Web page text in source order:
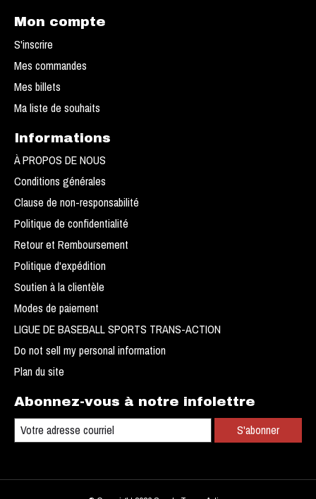
Mon compte
S'inscrire
Mes commandes
Mes billets
Ma liste de souhaits
Informations
À PROPOS DE NOUS
Conditions générales
Clause de non-responsabilité
Politique de confidentialité
Retour et Remboursement
Politique d'expédition
Soutien à la clientèle
Modes de paiement
LIGUE DE BASEBALL SPORTS TRANS-ACTION
Do not sell my personal information
Plan du site
Abonnez-vous à notre infolettre
S'abonner